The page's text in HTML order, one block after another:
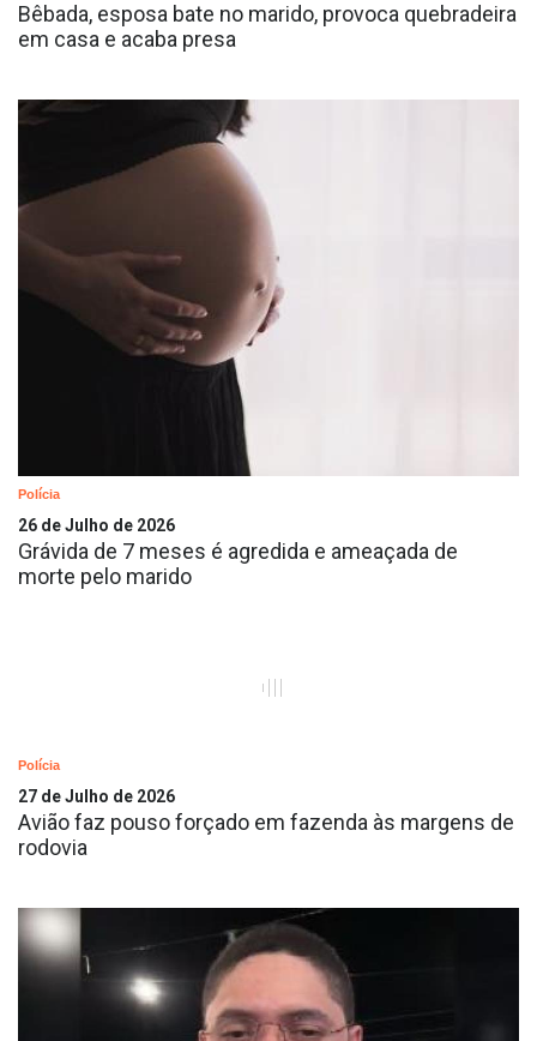
Bêbada, esposa bate no marido, provoca quebradeira
em casa e acaba presa
Polícia
26 de Julho de 2026
Grávida de 7 meses é agredida e ameaçada de
morte pelo marido
Polícia
27 de Julho de 2026
Avião faz pouso forçado em fazenda às margens de
rodovia